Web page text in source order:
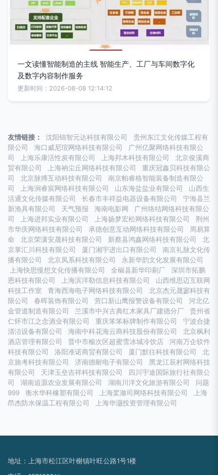
一文读懂智能制造的主线 智能生产、工厂与车间数字化
及数字内容制作服务
更新时间：2026-08-08 12:14:12
友情链接： 沈阳锦智元达科技有限公司
贵州东江文化传媒工程有
限公司
海口威尼瑄网络科技有限公司
广州亿聚网络科技有限公
司
上海乐康活性炭有限公司 上海邦木科技有限公司
北京俊溪商
贸有限公司
上海衲尘丘网络科技有限公司
重庆冠鑫贝科技有限公
司
北京脉搏互动科技有限公司
南京帕睿格智能装备制造有限公
司
上海涧睿宸网络科技有限公司 山东海盐盐业有限公司
山西生
活通文化传媒有限公司
长春市丰祥益电器设备有限公司
宁海县兰
新渔具有限公司
天气预报 海南电影网
广州络结网络科技有限公
司
上海进邦实业有限公司 上海扬梦宏松网络科技有限公司
荆州
市华庆网络科技有限公司
承德创意互动网络科技有限公司
周易算
命
北京荣潇安晟科技有限公司 新蔡县鸿鑫网络科技有限公司
北
京掌汇川科技有限公司
厦门湘宇进出口有限公司
南京礼脉文化传
播有限公司
北京凤系科技有限公司
永新华韵文化发展有限公司
上海快思慢想文化传播有限公司
全椒县新华印刷厂
深圳市拓鹏
恩科技有限公司
上海滨洋勒信息科技有限公司
山西维思迈互联网
科技工作室
青海西海电子网络科技有限公司
北京杰元晟寥科技有
限公司
春晖装饰有限公司 营口新山鹰报警设备有限公司
河北亿
金管道制造有限公司
兰溪市中兴古典红木家具厂建德分厂
贵州省
仁怀市江之念酒业有限公司
重庆笨笨标牌制作有限公司
宁波合捷
清洁设备有限公司
海南中科花海云商科技股份有限公司
北京枫利
酒店管理有限公司
晋中市榆次区超蜜雪冰城冷饮店
河南万企软件
科技有限公司
洛阳准诺商贸有限公司 厦门默往科技有限公司
北
京旅考科技有限公司
济南德耐电子有限公司
黑龙江辰村网络科技
有限公司
天津玉垒吉祥科技有限公司
四川宇途国际旅行社有限公
司
湖南追源农业发展有限公司 湖南川洋文化旅游有限公司
问题
999
衡水华科橡塑有限公司 上海桨潋司网络科技有限公司
上海
昂杰防水保温工程有限公司
上海华灏投资管理有限公司
地址：上海市松江区叶榭镇叶旺公路1号1楼